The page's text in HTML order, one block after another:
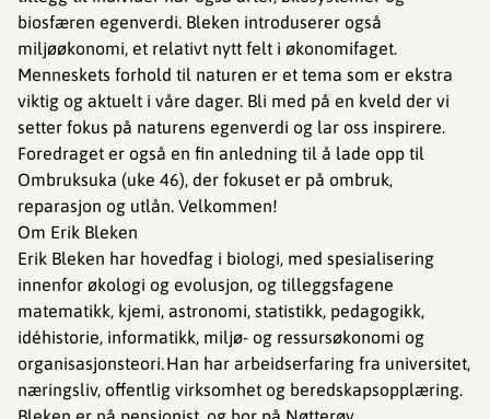
biosfæren egenverdi. Bleken introduserer også
miljøøkonomi, et relativt nytt felt i økonomifaget.
Menneskets forhold til naturen er et tema som er ekstra
viktig og aktuelt i våre dager. Bli med på en kveld der vi
setter fokus på naturens egenverdi og lar oss inspirere.
Foredraget er også en fin anledning til å lade opp til
Ombruksuka (uke 46), der fokuset er på ombruk,
reparasjon og utlån. Velkommen!
Om Erik Bleken
Erik Bleken har hovedfag i biologi, med spesialisering
innenfor økologi og evolusjon, og tilleggsfagene
matematikk, kjemi, astronomi, statistikk, pedagogikk,
idéhistorie, informatikk, miljø- og ressursøkonomi og
organisasjonsteori. Han har arbeidserfaring fra universitet,
næringsliv, offentlig virksomhet og beredskapsopplæring.